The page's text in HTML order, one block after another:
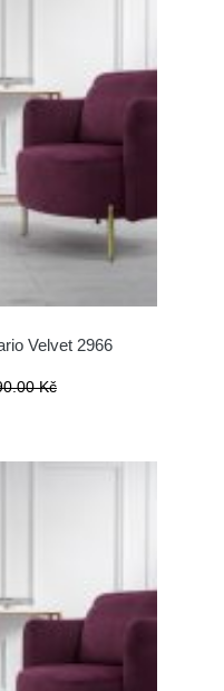
Velvet 2966
Kč